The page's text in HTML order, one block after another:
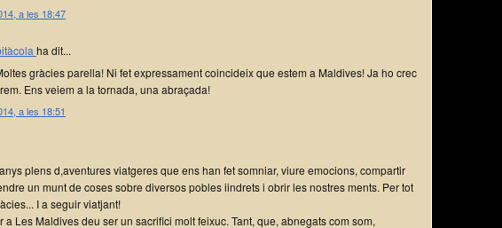
a les 18:47
ha dit...
gràcies parella! Ni fet expressament coincideix que estem a Maldives! Ja ho crec
Ens veiem a la tornada, una abraçada!
a les 18:51
plens d,aventures viatgeres que ens han fet somniar, viure emocions, compartir
un munt de coses sobre diversos pobles iindrets i obrir les nostres ments. Per tot
I a seguir viatjant!
a Les Maldives deu ser un sacrifici molt feixuc. Tant, que, abnegats com som,